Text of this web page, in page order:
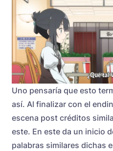
Uno pensaría que esto
así. Al finalizar con el
escena post créditos
este. En este da un inicio
palabras similares dichas